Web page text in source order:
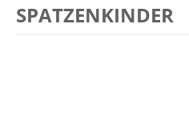
SPATZENKINDER